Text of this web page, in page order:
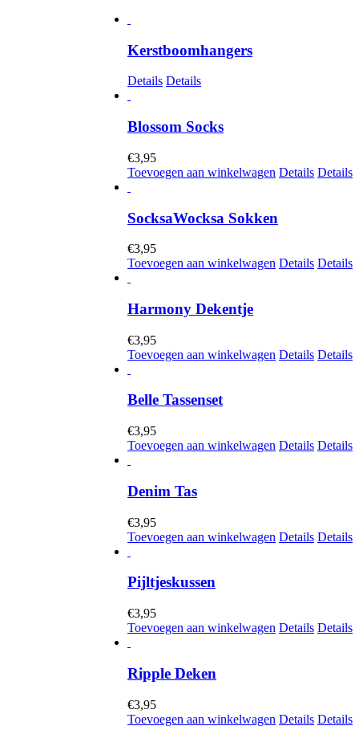
Kerstboomhangers
Details Details
Blossom Socks
€3,95
Toevoegen aan winkelwagen Details Details
SocksaWocksa Sokken
€3,95
Toevoegen aan winkelwagen Details Details
Harmony Dekentje
€3,95
Toevoegen aan winkelwagen Details Details
Belle Tassenset
€3,95
Toevoegen aan winkelwagen Details Details
Denim Tas
€3,95
Toevoegen aan winkelwagen Details Details
Pijltjeskussen
€3,95
Toevoegen aan winkelwagen Details Details
Ripple Deken
€3,95
Toevoegen aan winkelwagen Details Details